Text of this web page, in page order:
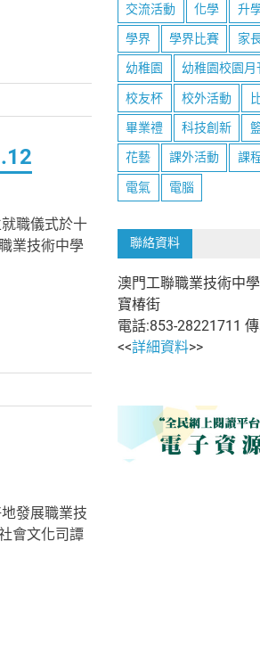
職儀式於十
業技術中學
發展職業技
會文化司譚
交流活動 化學 升
學界 學界比賽 家
幼稚園 幼稚園校園月
校友杯 校外活動
畢業禮 科技創新
花藝 課外活動 課
電氣 電腦
聯絡資料
澳門工聯職業技術中
寶椿街
電話:853-28221711
<<詳細資料>>